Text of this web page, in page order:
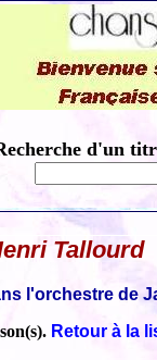
d'un
Tallourd
l'orchestre de
Retour à la